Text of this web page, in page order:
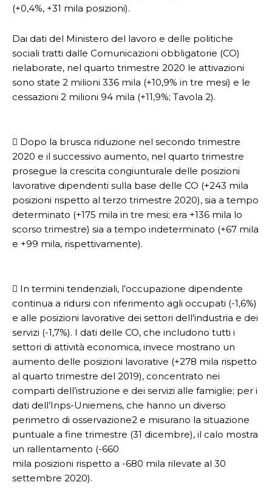
(+0,4%, +31 mila posizioni).
Dai dati del Ministero del lavoro e delle politiche
sociali tratti dalle Comunicazioni obbligatorie (CO)
rielaborate, nel quarto trimestre 2020 le attivazioni
sono state 2 milioni 336 mila (+10,9% in tre mesi) e le
cessazioni 2 milioni 94 mila (+11,9%; Tavola 2).
 Dopo la brusca riduzione nel secondo trimestre
2020 e il successivo aumento, nel quarto trimestre
prosegue la crescita congiunturale delle posizioni
lavorative dipendenti sulla base delle CO (+243 mila
posizioni rispetto al terzo trimestre 2020), sia a tempo
determinato (+175 mila in tre mesi; era +136 mila lo
scorso trimestre) sia a tempo indeterminato (+67 mila
e +99 mila, rispettivamente).
 In termini tendenziali, l’occupazione dipendente
continua a ridursi con riferimento agli occupati (-1,6%)
e alle posizioni lavorative dei settori dell’industria e dei
servizi (-1,7%). I dati delle CO, che includono tutti i
settori di attività economica, invece mostrano un
aumento delle posizioni lavorative (+278 mila rispetto
al quarto trimestre del 2019), concentrato nei
comparti dell’istruzione e dei servizi alle famiglie; per i
dati dell’Inps-Uniemens, che hanno un diverso
perimetro di osservazione2 e misurano la situazione
puntuale a fine trimestre (31 dicembre), il calo mostra
un rallentamento (-660
mila posizioni rispetto a -680 mila rilevate al 30
settembre 2020).